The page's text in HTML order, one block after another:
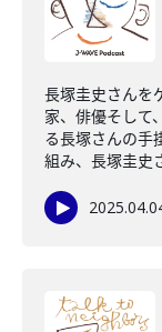
長塚圭史さんを
家、俳優そして
る長塚さんの手
組み、長塚圭史